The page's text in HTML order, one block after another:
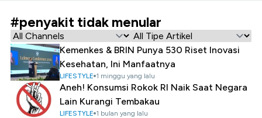
#penyakit tidak menular
Kemenkes & BRIN Punya 530 Riset Inovasi
Kesehatan, Ini Manfaatnya
LIFESTYLE 1 minggu yang lalu
Aneh! Konsumsi Rokok RI Naik Saat Negara
Lain Kurangi Tembakau
LIFESTYLE 1 bulan yang lalu